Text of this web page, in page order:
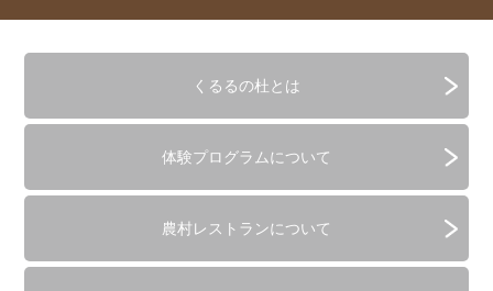
くるるの杜とは
体験プログラムについて
農村レストランについて